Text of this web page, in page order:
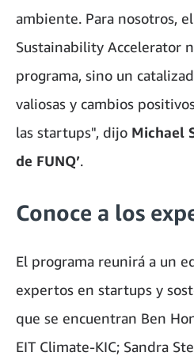
ambiente. Para nosotros,
Sustainability Accelerator
programa, sino un
valiosas y cambios
las startups", dijo Michael
de FUNQ’.
Conoce a los
El programa reunirá a un
expertos en startups y
que se encuentran Ben
EIT Climate-KIC; Sandra